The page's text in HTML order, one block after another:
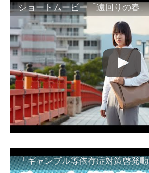
ショートムービー「遠回りの春」